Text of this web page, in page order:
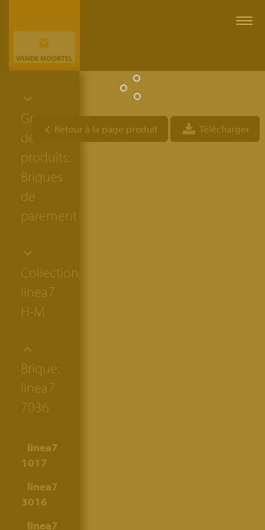
Groupe
de
produits:
Briques
de
parement
Collection:
linea7
H-M
Brique:
linea7
7036
linea7
1017
linea7
3016
linea7
Retour à la page produit Télécharger